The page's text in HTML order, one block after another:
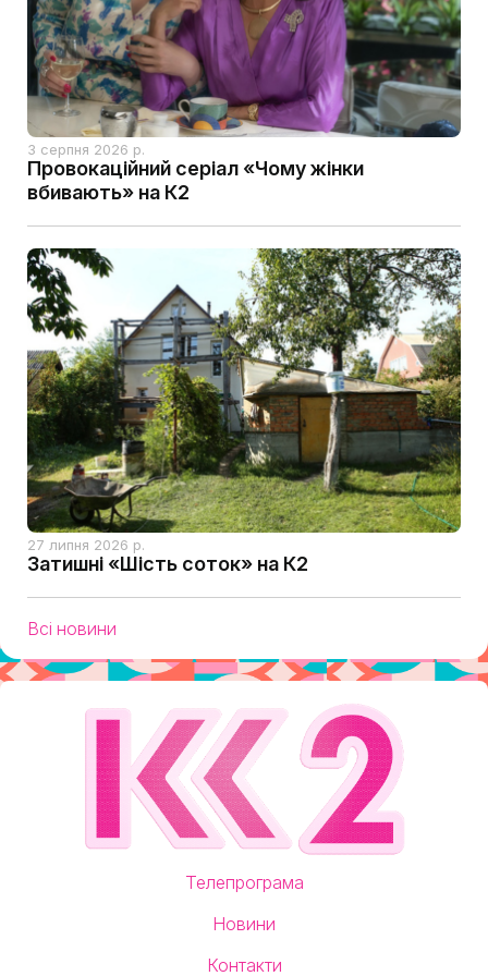
3 серпня 2026 р.
Провокаційний серіал «Чому жінки
вбивають» на К2
27 липня 2026 р.
Затишні «Шість соток» на К2
Всі новини
Телепрограма
Новини
Контакти